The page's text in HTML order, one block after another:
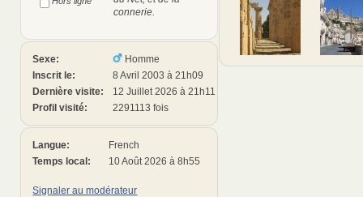
connerie.
Sexe:
Homme
Inscrit le:
8 Avril 2003 à 21h09
Dernière visite:
12 Juillet 2026 à 21h11
Profil visité:
2291113 fois
Langue:
French
Temps local:
10 Août 2026 à 8h55
Signaler au modérateur